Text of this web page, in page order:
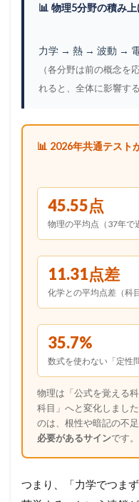
📊 物理5分野の積み
力学 → 熱 → 波動 →
（各分野は前の概念を
れると、全体に影響する
📊 2026年共通テスト
45.55点
物理の平均点（37年で
11.31点差
化学との平均点差（科
35.7%
数式を使わない「定性
物理は「公式を覚える
科目」へと変化しまし
のは、根性や暗記の不足
必要があるサインです。
つまり、「力学でつま